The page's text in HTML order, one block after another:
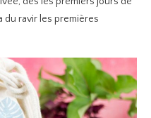
du ravir les premières